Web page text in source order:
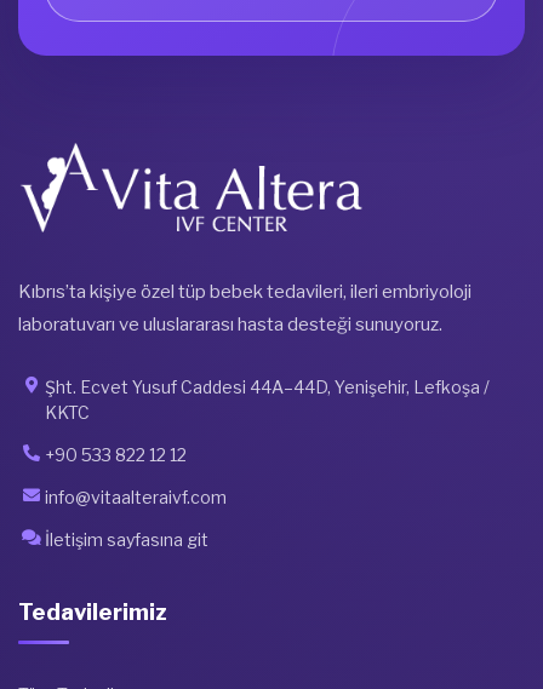
Kıbrıs’ta kişiye özel tüp bebek tedavileri, ileri embriyoloji
laboratuvarı ve uluslararası hasta desteği sunuyoruz.
Şht. Ecvet Yusuf Caddesi 44A–44D, Yenişehir, Lefkoşa /
KKTC
+90 533 822 12 12
info@vitaalteraivf.com
İletişim sayfasına git
Tedavilerimiz